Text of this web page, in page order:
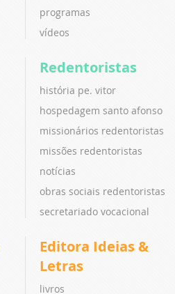
programas
vídeos
Redentoristas
história pe. vitor
hospedagem santo afonso
missionários redentoristas
missões redentoristas
notícias
obras sociais redentoristas
secretariado vocacional
Editora Ideias &
Letras
livros